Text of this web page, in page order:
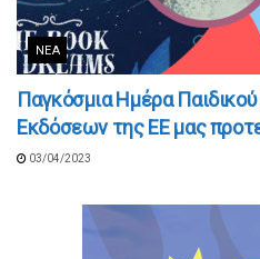
ΝΈΑ
Παγκόσμια Ημέρα
Εκδόσεων της ΕΕ μας
03/04/2023